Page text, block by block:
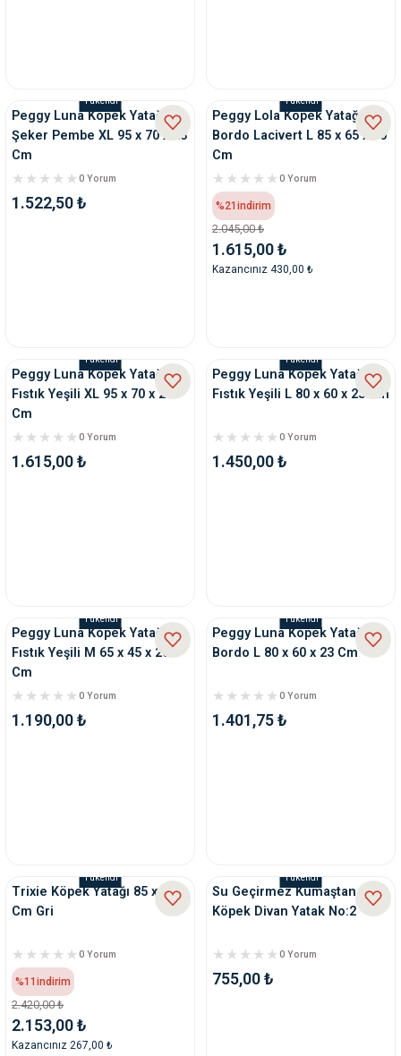
Tükendi
Peggy Luna Köpek Yatağı
Şeker Pembe XL 95 x 70 x 23
Cm
0 Yorum
1.522,50 ₺
Tükendi
Peggy Lola Köpek Yatağı
Bordo Lacivert L 85 x 65 x 30
Cm
0 Yorum
%21 indirim
2.045,00 ₺
1.615,00 ₺
Kazancınız 430,00 ₺
Tükendi
Peggy Luna Köpek Yatağı
Fıstık Yeşili XL 95 x 70 x 23
Cm
0 Yorum
1.615,00 ₺
Tükendi
Peggy Luna Köpek Yatağı
Fıstık Yeşili L 80 x 60 x 23 Cm
0 Yorum
1.450,00 ₺
Tükendi
Peggy Luna Köpek Yatağı
Fıstık Yeşili M 65 x 45 x 20
Cm
0 Yorum
1.190,00 ₺
Tükendi
Peggy Luna Köpek Yatağı
Bordo L 80 x 60 x 23 Cm
0 Yorum
1.401,75 ₺
Tükendi
Trixie Köpek Yatağı 85 x 75
Cm Gri
0 Yorum
%11 indirim
2.420,00 ₺
2.153,00 ₺
Kazancınız 267,00 ₺
Tükendi
Su Geçirmez Kumaştan
Köpek Divan Yatak No:2
0 Yorum
755,00 ₺